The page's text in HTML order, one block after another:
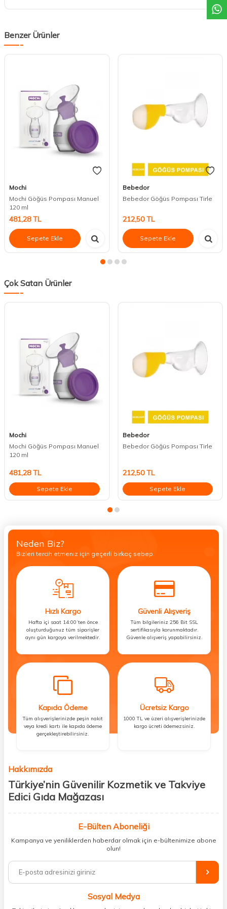
Benzer Ürünler
Mochi
Mochi Göğüs Pompası Manuel
120 ml
481,28TL
Sepete Ekle
Bebedor
Bebedor Göğüs Pompası Tirle
212,50TL
Sepete Ekle
Çok Satan Ürünler
Mochi
Mochi Göğüs Pompası Manuel
120 ml
481,28TL
Sepete Ekle
Bebedor
Bebedor Göğüs Pompası Tirle
212,50TL
Sepete Ekle
Neden Biz?
Bizleri tercih etmeniz için geçerli birkaç sebep.
Hızlı Kargo
Hafta içi saat 14:00’ten önce
oluşturduğunuz tüm siparişler
aynı gün kargoya verilmektedir.
Güvenli Alışveriş
Tüm bilgileriniz 256 Bit SSL
sertifikasıyla korunmaktadır.
Güvenle alışveriş yapabilirsiniz.
Kapıda Ödeme
Tüm alışverişlerinizde peşin nakit
veya kredi kartı ile kapıda ödeme
gerçekleştirebilirsiniz.
Ücretsiz Kargo
1000 TL ve üzeri alışverişlerinizde
kargo ücreti ödemezsiniz.
Hakkımızda
Türkiye’nin Güvenilir Kozmetik ve Takviye
Edici Gıda Mağazası
kişisel bakım hem de takviye edici gıda ürünlerini sizlerle
buluşturuyoruz. Artık mağaza mağaza dolaşmanıza gerek yok;
ihtiyacınız olan her şeyi tek bir çatı altında topluyor ve kapınıza kadar
%100 orijinal kozmetik ve sağlık ürünleriyle güzelliğinizi tamamlayabilir,
vücudunuzu desteklemek için güvenilir takviye edici gıdalara
minerallere kadar binlerce ürünü uygun fiyat ve hızlı kargo avantajıyla
E-Bülten Aboneliği
Kampanya ve yeniliklerden haberdar olmak için e-bültenimize abone
olun!
Sosyal Medya